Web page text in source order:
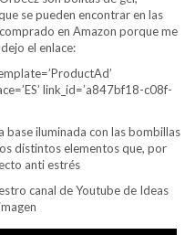
se pueden encontrar en las
en Amazon porque me
el enlace:
link_id=’a847bf18-c08f-
base iluminada con las bombillas
distintos elementos que, por
anti estrés
canal de Youtube de Ideas